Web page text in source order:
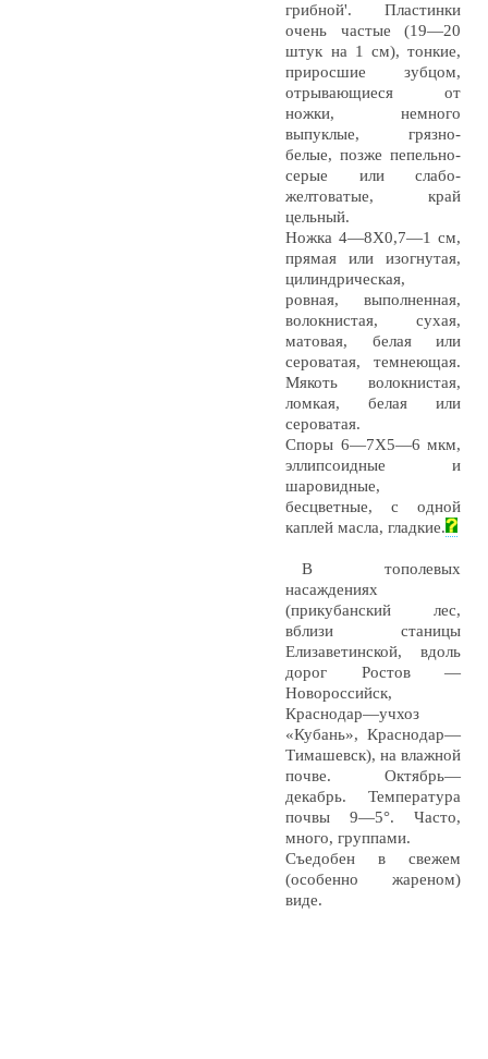
грибной'. Пластинки
очень частые (19—20
штук на 1 см), тонкие,
приросшие зубцом,
отрывающиеся от
ножки, немного
выпуклые, грязно-
белые, позже пепельно-
серые или слабо-
желтоватые, край
цельный.
Ножка 4—8X0,7—1 см,
прямая или изогнутая,
цилиндрическая,
ровная, выполненная,
волокнистая, сухая,
матовая, белая или
сероватая, темнеющая.
Мякоть волокнистая,
ломкая, белая или
сероватая.
Споры 6—7X5—6 мкм,
эллипсоидные и
шаровидные,
бесцветные, с одной
каплей масла, гладкие.
В тополевых
насаждениях
(прикубанский лес,
вблизи станицы
Елизаветинской, вдоль
дорог Ростов —
Новороссийск,
Краснодар—учхоз
«Кубань», Краснодар—
Тимашевск), на влажной
почве. Октябрь—
декабрь. Температура
почвы 9—5°. Часто,
много, группами.
Съедобен в свежем
(особенно жареном)
виде.